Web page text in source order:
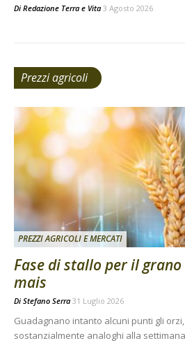
Di Redazione Terra e Vita 3 Agosto 2026
Prezzi agricoli
PREZZI AGRICOLI E MERCATI
Fase di stallo per il
mais
Di Stefano Serra 31 Luglio 2026
Guadagnano intanto alcuni punti gli
sostanzialmente analoghi alla